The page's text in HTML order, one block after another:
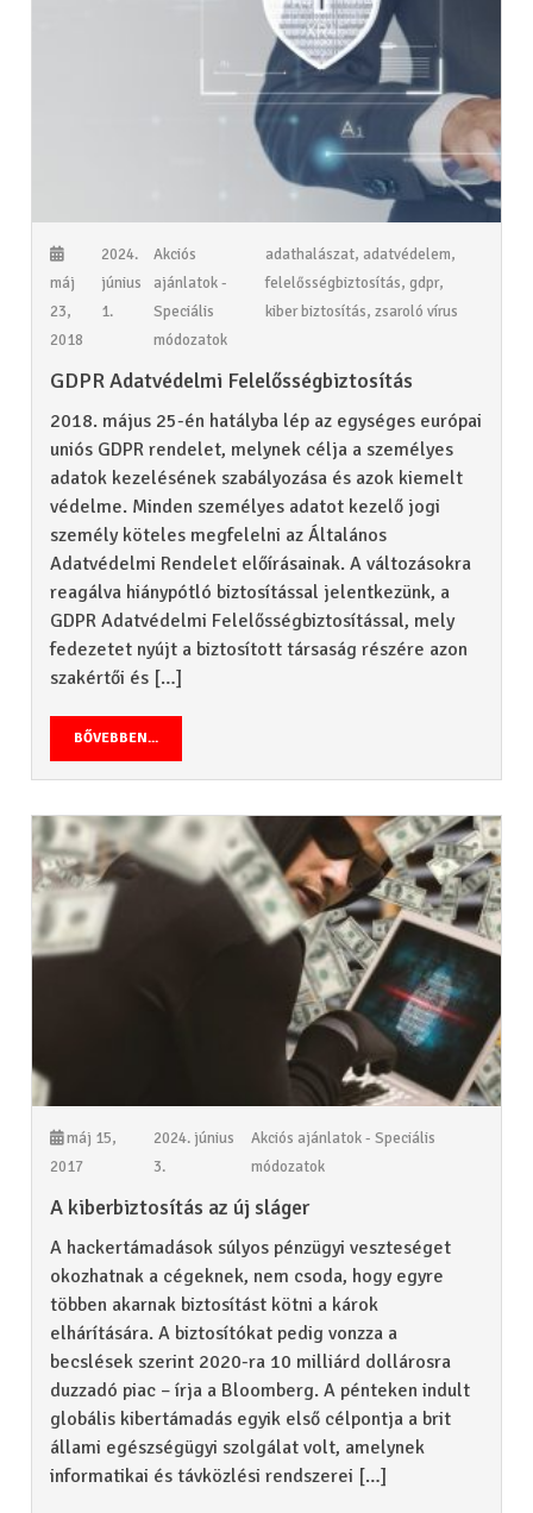
máj
23,
2018
2024.
június
1.
Akciós
ajánlatok -
Speciális
módozatok
adathalászat, adatvédelem,
felelősségbiztosítás,gdpr,
kiber biztosítás,zsaroló vírus
GDPR Adatvédelmi Felelősségbiztosítás
2018. május 25-én hatályba lép az egységes európai
uniós GDPR rendelet, melynek célja a személyes
adatok kezelésének szabályozása és azok kiemelt
védelme. Minden személyes adatot kezelő jogi
személy köteles megfelelni az Általános
Adatvédelmi Rendelet előírásainak. A változásokra
reagálva hiánypótló biztosítással jelentkezünk, a
GDPR Adatvédelmi Felelősségbiztosítással, mely
fedezetet nyújt a biztosított társaság részére azon
szakértői és […]
BŐVEBBEN...
máj 15,
2017
2024. június
3.
Akciós ajánlatok - Speciális
módozatok
A kiberbiztosítás az új sláger
A hackertámadások súlyos pénzügyi veszteséget
okozhatnak a cégeknek, nem csoda, hogy egyre
többen akarnak biztosítást kötni a károk
elhárítására. A biztosítókat pedig vonzza a
becslések szerint 2020-ra 10 milliárd dollárosra
duzzadó piac – írja a Bloom­berg. A pénteken indult
globális kibertámadás egyik első célpontja a brit
állami egészségügyi szolgálat volt, amelynek
informatikai és távközlési rendszerei […]